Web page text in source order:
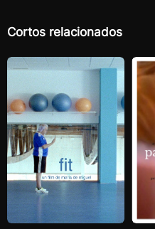
Cortos relacionados